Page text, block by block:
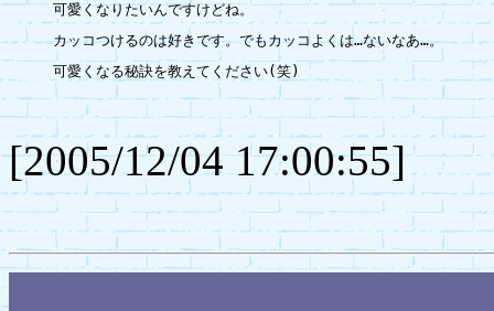
可愛くなりたいんですけどね。
カッコつけるのは好きです。でもカッコよくは…ないなあ…。
可愛くなる秘訣を教えてください(笑)
[2005/12/04 17:00:55]